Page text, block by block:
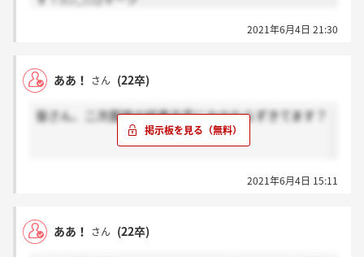
2021年6月4日 21:30
ああ！ さん (22卒)
皆さん、二次面接の結果合否にかかわらずきてます？
2021年6月4日 15:11
ああ！ さん (22卒)